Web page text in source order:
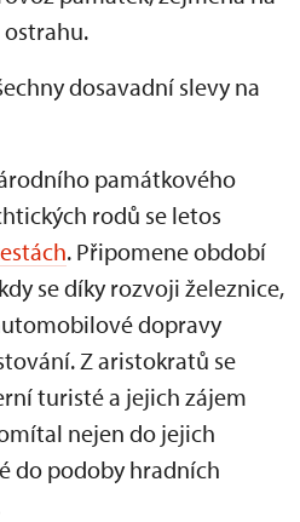
dosavadní slevy na
památkového
rodů se letos
. Připomene období
se díky rozvoji železnice,
dopravy
Z aristokratů se
turisté a jejich zájem
nejen do jejich
do podoby hradních